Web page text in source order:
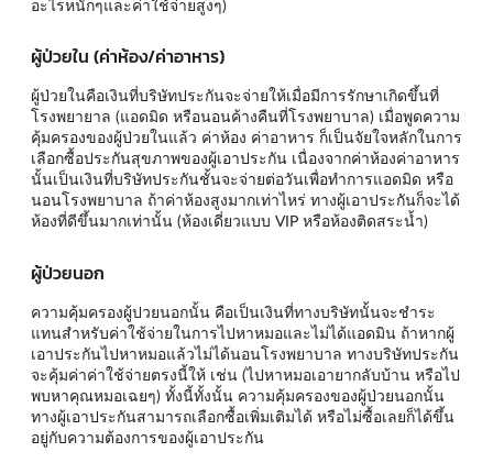
อะไรหนักๆและค่าใช้จ่ายสูงๆ)
ผู้ป่วยใน (ค่าห้อง/ค่าอาหาร)
ผู้ป่วยในคือเงินที่บริษัทประกันจะจ่ายให้เมื่อมีการรักษาเกิดขึ้นที่
โรงพยายาล (แอดมิด หรือนอนค้างคืนที่โรงพยาบาล) เมื่อพูดความ
คุ้มครองของผู้ป่วยในแล้ว ค่าห้อง ค่าอาหาร ก็เป็นจัยใจหลักในการ
เลือกซื้อประกันสุขภาพของผู้เอาประกัน เนื่องจากค่าห้องค่าอาหาร
นั้นเป็นเงินที่บริษัทประกันชั้นจะจ่ายต่อวันเพื่อทำการแอดมิด หรือ
นอนโรงพยาบาล ถ้าค่าห้องสูงมากเท่าไหร่ ทางผู้เอาประกันก็จะได้
ห้องที่ดีขึ้นมากเท่านั้น (ห้องเดี่ยวแบบ VIP หรือห้องติดสระน้ำ)
ผู้ป่วยนอก
ความคุ้มครองผู้ปวยนอกนั้น คือเป็นเงินที่ทางบริษัทนั้นจะชำระ
แทนสำหรับค่าใช้จ่ายในการไปหาหมอและไม่ได้แอดมิน ถ้าหากผู้
เอาประกันไปหาหมอแล้วไม่ได้นอนโรงพยาบาล ทางบริษัทประกัน
จะคุ้มค่าค่าใช้จ่ายตรงนี้ให้ เช่น (ไปหาหมอเอายากลับบ้าน หรือไป
พบหาคุณหมอเฉยๆ) ทั้งนี้ทั้งนั้น ความคุ้มครองของผู้ป่วยนอกนั้น
ทางผู้เอาประกันสามารถเลือกซื้อเพิ่มเติมได้ หรือไม่ซื้อเลยก็ได้ขึ้น
อยู่กับความต้องการของผู้เอาประกัน